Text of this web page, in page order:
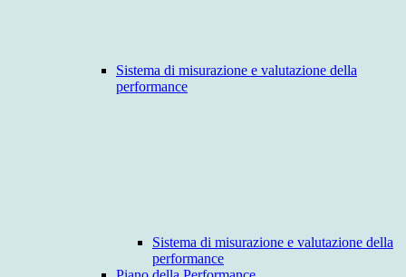
Sistema di misurazione e valutazione della
performance
Sistema di misurazione e valutazione della
performance